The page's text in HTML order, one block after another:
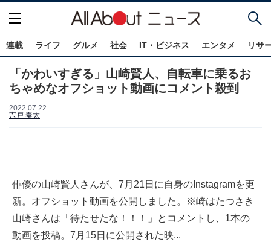
連載 ライフ グルメ 社会 IT・ビジネス エンタメ リサ
「かわいすぎる」山崎賢人、自転車に乗るお
ちゃめなオフショット動画にコメント殺到
2022.07.22
宍戸 奏太
俳優の山崎賢人さんが、7月21日に自身のInstagramを更
新。オフショット動画を公開しました。※崎はたつさき
山崎さんは「待たせたな！！！」とコメントし、1本の
動画を投稿。7月15日に公開された映...